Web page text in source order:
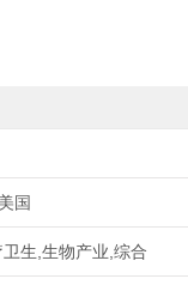
国
卫生,生物产业,综合